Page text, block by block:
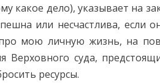
какое дело), указывает на
или несчастлива, если
мою личную жизнь, на
Верховного суда,
ресурсы.